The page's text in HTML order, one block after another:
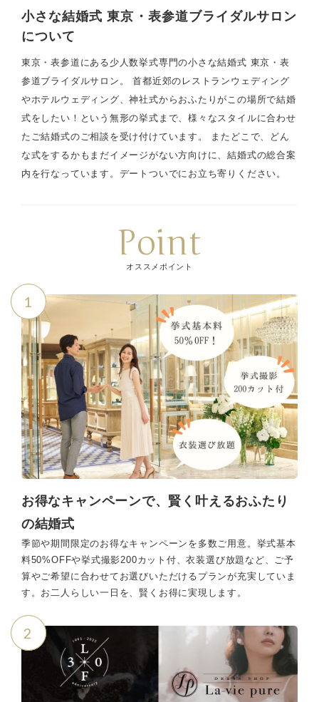
小さな結婚式 東京・表参道ブライダルサロン
について
東京・表参道にある少人数挙式専門の小さな結婚式 東京・表
参道ブライダルサロン。 首都近郊のレストランウェディング
やホテルウェディング、神社式からおふたりがこの場所で結婚
式をしたい！という無形の挙式まで、様々なスタイルに合わせ
たご結婚式のご相談を受け付けています。 またどこで、どん
な式をするかもまだイメージがない方向けに、結婚式の総合案
内を行なっています。デートついでにお立ち寄りください。
Point
オススメポイント
1
お得なキャンペーンで、賢く叶えるおふたり
の結婚式
季節や期間限定のお得なキャンペーンを多数ご用意。挙式基本
料50%OFFや挙式撮影200カット付、衣装選び放題など、ご予
算やご希望に合わせてお選びいただけるプランが充実していま
す。お二人らしい一日を、賢くお得に実現します。
2